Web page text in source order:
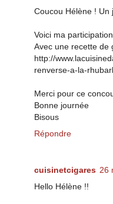
Coucou Hélène ! Un
Voici ma
Avec une recette de
http://
renverse-a-la-
Merci pour ce
Bonne journée
Bisous
Répondre
cuisinetcigares 26
Hello Hélène !!